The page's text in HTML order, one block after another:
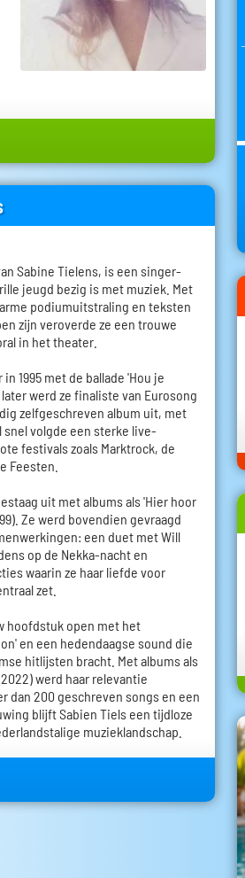
Sabine Tielens, is een singer-
jeugd bezig is met muziek. Met
podiumuitstraling en teksten
zijn veroverde ze een trouwe
in het theater.
1995 met de ballade 'Hou je
werd ze finaliste van Eurosong
zelfgeschreven album uit, met
snel volgde een sterke live-
festivals zoals Marktrock, de
Feesten.
uit met albums als 'Hier hoor
Ze werd bovendien gevraagd
een duet met Will
op de Nekka-nacht en
waarin ze haar liefde voor
zet.
hoofdstuk open met het
en een hedendaagse sound die
hitlijsten bracht. Met albums als
werd haar relevantie
dan 200 geschreven songs en een
blijft Sabien Tiels een tijdloze
muzieklandschap.